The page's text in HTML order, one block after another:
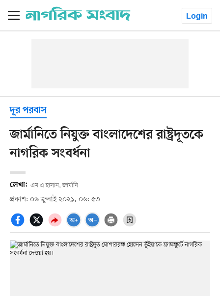
Login
দূর পরবাস
জার্মানিতে নিযুক্ত বাংলাদেশের রাষ্ট্রদূতকে
নাগরিক সংবর্ধনা
লেখা: এম এ হাসান, জার্মানি
প্রকাশ: ০৬ জুলাই ২০২১, ০৬: ৫৩